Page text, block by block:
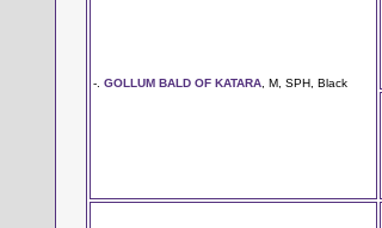
-.GOLLUM BALD OF KATARA , M, SPH, Black